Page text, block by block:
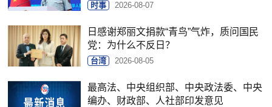
时事 2026-08-07
日感谢郑丽文捐款“青鸟”气炸，质问国民
党：为什么不反日？
台湾 2026-08-05
最高法、中央组织部、中央政法委、中央
编办、财政部、人社部印发意见